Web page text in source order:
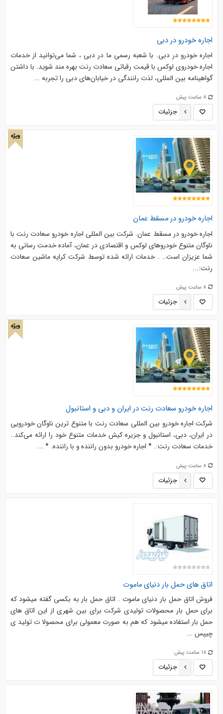
اجاره خودرو در دبی
اجاره خودرو در دبی. با شعبه رسمی ما در دبی ، شما می‌توانید از خدمات
اجاره خودروی لوکس با قیمت رقباتی سعادت رنت بهره مند شوید. با داشتن
گواهینامه بین المللی، لذت رانندگی در خیابان‌های دبی را تجربه ...
8 ساعت پیش
جزئیات
ویژه
اجاره خودرو در مسقط عمان
اجاره خودرو در مسقط عمان. شرکت بین المللی اجاره خودرو سعادت رنت با
ناوگان متنوع خودروهای لوکس و اقتصادی در عمان، آماده خدمت رسانی به
شما عزیزان است.. . خدمات ارائه شده توسط شرکت کرایه ماشین سعادت
رنت:...
8 ساعت پیش
جزئیات
ویژه
اجاره خودرو سعادت رنت در ایران و دبی و استانبول
شرکت اجاره خودرو بین المللی سعادت رنت با متنوع ترین ناوگان خودرویی
در ایران، دبی، استانبول و جزیره کیش خدمات متنوع خود را ارائه می‌کند..
خدمات سعادت رنت:. * اجاره خودرو بدون راننده و با راننده. * ...
8 ساعت پیش
جزئیات
اتاق های حمل بار دنیای ماموت
فروش اتاق حمل بار دنیای ماموت . اتاق حمل بار به بکسی گفته میشود که
برای حمل بار محصولات تولیدی شرکت برای بین شهری از این اتاق های
حمل بار استفاده میشود که هم به صورت معمولی برای محصولا ت تولید ی
چیپس ...
18 ساعت پیش
جزئیات